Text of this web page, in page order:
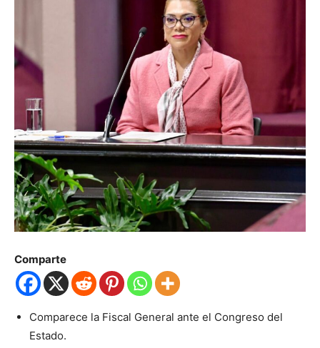
Comparte
Comparece la Fiscal General ante el Congreso del
Estado.